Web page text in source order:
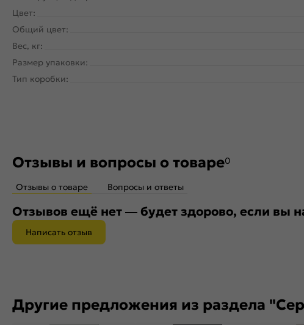
Цвет:
Общий цвет:
Вес, кг:
Размер упаковки:
Тип коробки:
Отзывы и вопросы о товаре0
Отзывы о товаре Вопросы и ответы
Отзывов ещё нет — будет здорово, если вы
Написать отзыв
Другие предложения из раздела